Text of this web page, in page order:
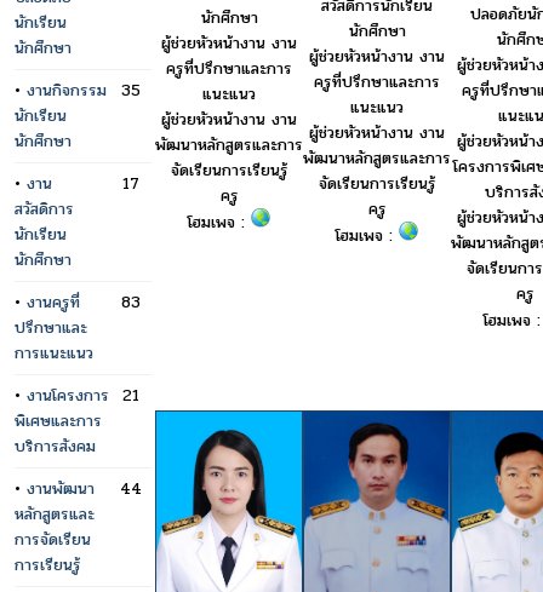
นักเรียน
นักศึกษา
• งานกิจกรรม
นักเรียน
นักศึกษา
35
• งาน
สวัสดิการ
นักเรียน
นักศึกษา
17
• งานครูที่
ปรึกษาและ
การแนะแนว
83
• งานโครงการ
พิเศษและการ
บริการสังคม
21
• งานพัฒนา
หลักสูตรและ
การจัดเรียน
การเรียนรู้
44
นักศึกษา
ผู้ช่วยหัวหน้างาน งาน
ครูที่ปรึกษาและการ
แนะแนว
ผู้ช่วยหัวหน้างาน งาน
พัฒนาหลักสูตรและการ
จัดเรียนการเรียนรู้
ครู
โฮมเพจ :
สวัสดิการนักเรียน
นักศึกษา
ผู้ช่วยหัวหน้างาน งาน
ครูที่ปรึกษาและการ
แนะแนว
ผู้ช่วยหัวหน้างาน งาน
พัฒนาหลักสูตรและการ
จัดเรียนการเรียนรู้
ครู
โฮมเพจ :
ปลอดภัยนั
นักศึก
ผู้ช่วยหัวหน้า
ครูที่ปรึกษา
แนะแ
ผู้ช่วยหัวหน้า
โครงการพิเศ
บริการ
ผู้ช่วยหัวหน้า
พัฒนาหลักสูต
จัดเรียนกา
ครู
โฮมเพจ